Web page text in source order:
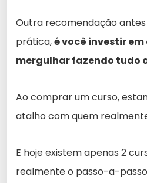
Outra recomendação
prática,é você investir
mergulhar fazendo tudo
Ao comprar um curso,
atalho com quem
E hoje existem apenas 2
realmente o passo-a-